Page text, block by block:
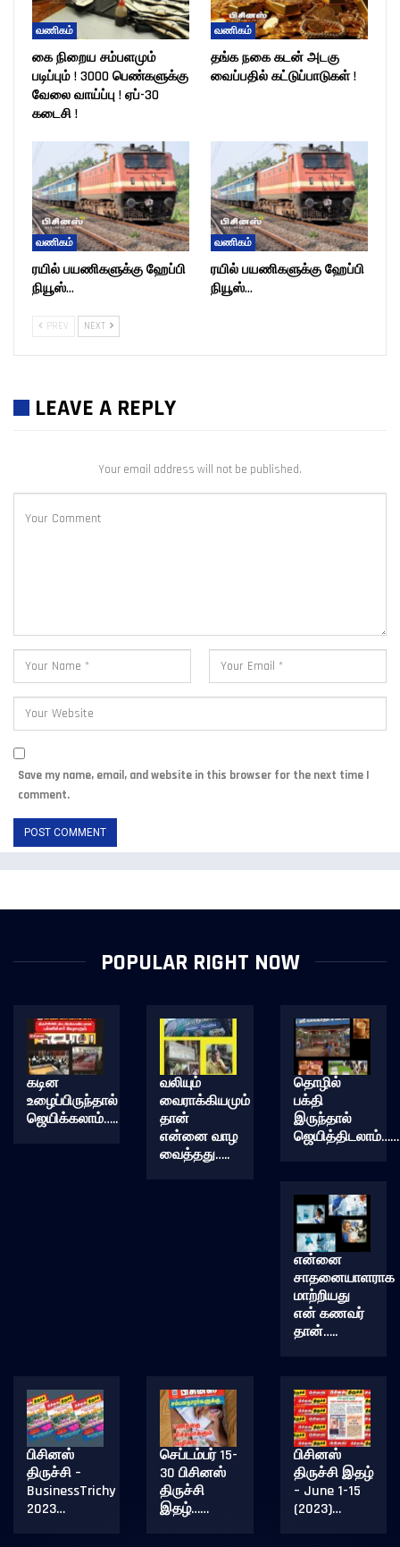
வணிகம்
கை நிறைய சம்பளமும்
படிப்பும் ! 3000 பெண்களுக்கு
வேலை வாய்ப்பு ! ஏப்-30
கடைசி !
வணிகம்
தங்க நகை கடன் அடகு
வைப்பதில் கட்டுப்பாடுகள் !
வணிகம்
ரயில் பயணிகளுக்கு ஹேப்பி
நியூஸ்…
வணிகம்
ரயில் பயணிகளுக்கு ஹேப்பி
நியூஸ்…
PREV NEXT
LEAVE A REPLY
Your email address will not be published.
Save my name, email, and website in this browser for the next time I
comment.
POPULAR RIGHT NOW
கடின
உழைப்பிருந்தால்
ஜெயிக்கலாம்…..
வலியும்
வைராக்கியமும்
தான்
என்னை வாழ
வைத்தது…..
தொழில்
பக்தி
இருந்தால்
என்னை
சாதனையாளராக
மாற்றியது
என் கணவர்
தான்…..
பிசினஸ்
திருச்சி –
BusinessTrichy
2023…
செப்டம்பர் 15-
30 பிசினஸ்
திருச்சி
இதழ்……
பிசினஸ்
திருச்சி இதழ்
– June 1-15
(2023)…